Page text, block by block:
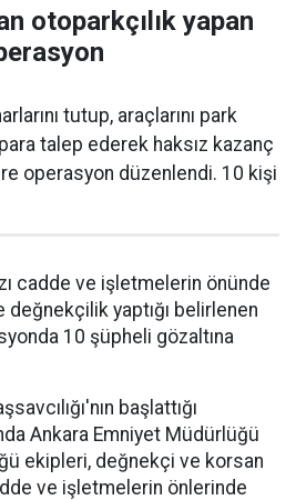
otoparkçılık yapan
tutup, araçlarını park
talep ederek haksız kazanç
operasyon düzenlendi. 10 kişi
cadde ve işletmelerin önünde
değnekçilik yaptığı belirlenen
10 şüpheli gözaltına
başlattığı
Ankara Emniyet Müdürlüğü
ekipleri, değnekçi ve korsan
ve işletmelerin önlerinde